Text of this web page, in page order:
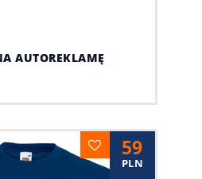
AUTOREKLAMĘ
59
PLN